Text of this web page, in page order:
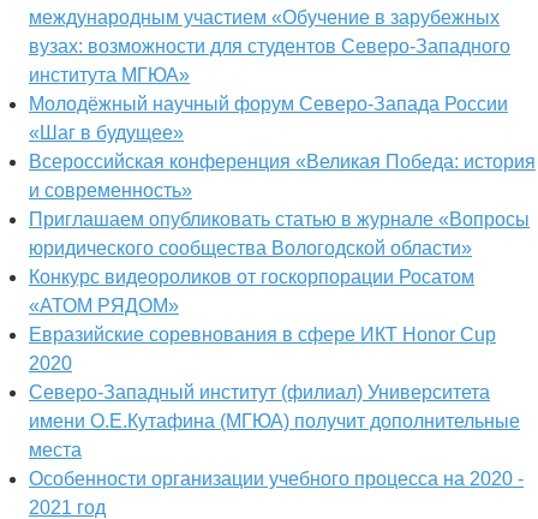
международным участием «Обучение в зарубежных
вузах: возможности для студентов Северо-Западного
института МГЮА»
Молодёжный научный форум Северо-Запада России
«Шаг в будущее»
Всероссийская конференция «Великая Победа: история
и современность»
Приглашаем опубликовать статью в журнале «Вопросы
юридического сообщества Вологодской области»
Конкурс видеороликов от госкорпорации Росатом
«АТОМ РЯДОМ»
Евразийские соревнования в сфере ИКТ Honor Cup
2020
Северо-Западный институт (филиал) Университета
имени О.Е.Кутафина (МГЮА) получит дополнительные
места
Особенности организации учебного процесса на 2020 -
2021 год